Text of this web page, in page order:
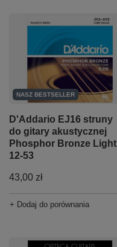
NASZ BESTSELLER
D'Addario EJ16 struny
do gitary akustycznej
Phosphor Bronze Light
12-53
43,00 zł
+ Dodaj do porównania